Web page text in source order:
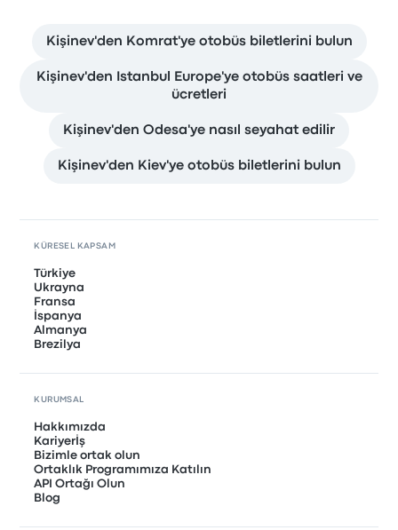
Kişinev'den Komrat'ye otobüs biletlerini bulun
Kişinev'den Istanbul Europe'ye otobüs saatleri ve
ücretleri
Kişinev'den Odesa'ye nasıl seyahat edilir
Kişinev'den Kiev'ye otobüs biletlerini bulun
KÜRESEL KAPSAM
Türkiye
Ukrayna
Fransa
İspanya
Almanya
Brezilya
KURUMSAL
Hakkımızda
Kariyerİş
Bizimle ortak olun
Ortaklık Programımıza Katılın
API Ortağı Olun
Blog